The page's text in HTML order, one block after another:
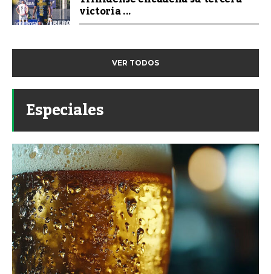
victoria ...
VER TODOS
Especiales